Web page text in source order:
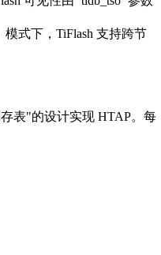
式下，TiFlash 支持跨节
表"的设计实现 HTAP。每